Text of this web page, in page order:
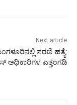
Next article
ಸರಣಿ ಹತ್ಯೆ:
ಅಧಿಕಾರಿಗಳ ಎತ್ತಂಗಡಿ